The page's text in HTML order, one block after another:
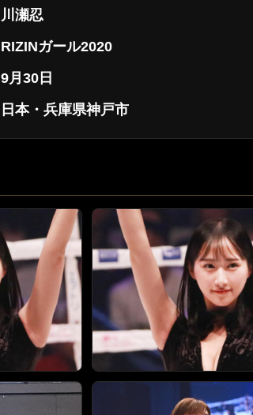
川瀬忍
RIZINガール2020
9月30日
日本・兵庫県神戸市